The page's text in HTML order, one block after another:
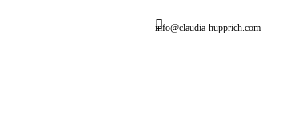
info@claudia-hupprich.com